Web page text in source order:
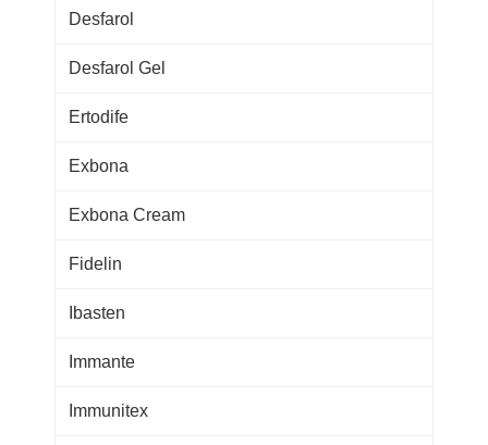
Desfarol
Desfarol Gel
Ertodife
Exbona
Exbona Cream
Fidelin
Ibasten
Immante
Immunitex